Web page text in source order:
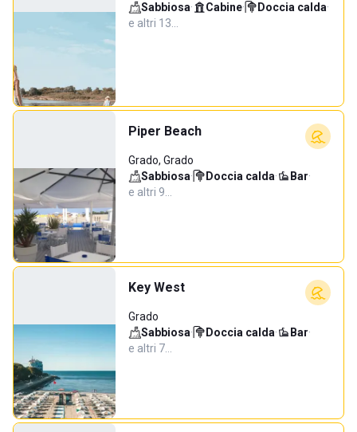
Sabbiosa· Cabine· Doccia calda·
e altri 13…
Piper Beach
Grado, Grado
Sabbiosa· Doccia calda· Bar·
e altri 9…
Key West
Grado
Sabbiosa· Doccia calda· Bar·
e altri 7…